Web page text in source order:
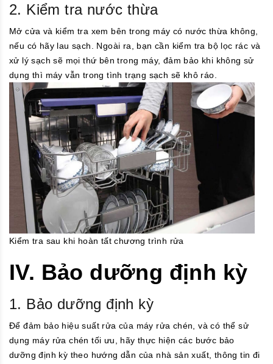
2. Kiểm tra nước thừa
Mở cửa và kiểm tra xem bên trong máy có nước thừa không,
nếu có hãy lau sạch. Ngoài ra, bạn cần kiểm tra bộ lọc rác và
xử lý sạch sẽ mọi thứ bên trong máy, đảm bảo khi không sử
dụng thì máy vẫn trong tình trạng sạch sẽ khô ráo.
Kiểm tra sau khi hoàn tất chương trình rửa
IV. Bảo dưỡng định kỳ
1. Bảo dưỡng định kỳ
Để đảm bảo hiệu suất rửa của máy rửa chén, và có thể sử
dụng máy rửa chén tối ưu, hãy thực hiện các bước bảo
dưỡng định kỳ theo hướng dẫn của nhà sản xuất, thông tin đi